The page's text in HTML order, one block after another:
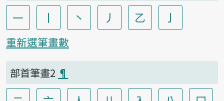
一 丨 丶 丿 乙 亅
重新選筆畫數
部首筆畫2 ¶